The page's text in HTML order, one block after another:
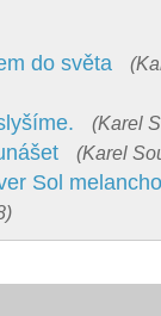
do světa
(Karel
(Karel
Sol